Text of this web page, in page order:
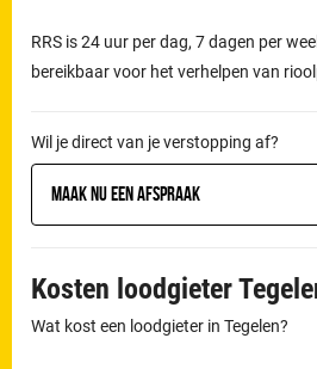
RRS is 24 uur per dag, 7 dagen per
bereikbaar voor het verhelpen van
Wil je direct van je verstopping af?
Maak nu een afspraak
Kosten loodgieter
Wat kost een loodgieter in Tegelen?